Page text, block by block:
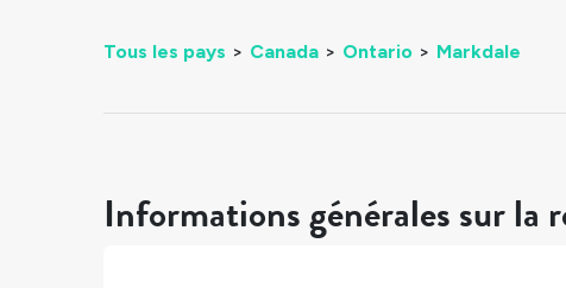
Tous les pays > Canada > Ontario > Markdale
Informations générales sur la